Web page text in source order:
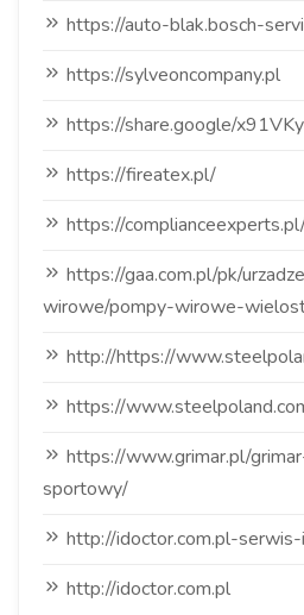
https://auto-blak.bosch-
https://sylveoncompany.pl
https://share.google/
https://fireatex.pl/
https://
https://gaa.com.pl/pk/
wirowe/pompy-wirowe-
http://https://
https://
https://www.grimar.pl/
sportowy/
http://idoctor.com.pl-
http://idoctor.com.pl